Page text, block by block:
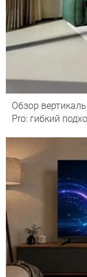
Обзор
Pro: гибкий